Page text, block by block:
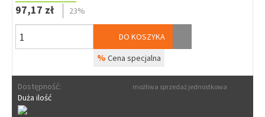
97,17 zł
23%
DO KOSZYKA
% Cena specjalna
Dostępność:
Duża ilość
możliwa sprzedaż jednostkowa